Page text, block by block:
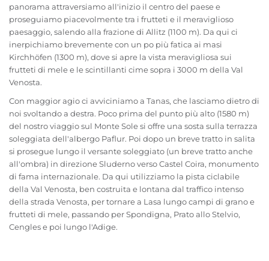
panorama attraversiamo all'inizio il centro del paese e
proseguiamo piacevolmente tra i frutteti e il meraviglioso
paesaggio, salendo alla frazione di Allitz (1100 m). Da qui ci
inerpichiamo brevemente con un po più fatica ai masi
Kirchhöfen (1300 m), dove si apre la vista meravigliosa sui
frutteti di mele e le scintillanti cime sopra i 3000 m della Val
Venosta.
Con maggior agio ci avviciniamo a Tanas, che lasciamo dietro di
noi svoltando a destra. Poco prima del punto più alto (1580 m)
del nostro viaggio sul Monte Sole si offre una sosta sulla terrazza
soleggiata dell'albergo Paflur. Poi dopo un breve tratto in salita
si prosegue lungo il versante soleggiato (un breve tratto anche
all'ombra) in direzione Sluderno verso Castel Coira, monumento
di fama internazionale. Da qui utilizziamo la pista ciclabile
della Val Venosta, ben costruita e lontana dal traffico intenso
della strada Venosta, per tornare a Lasa lungo campi di grano e
frutteti di mele, passando per Spondigna, Prato allo Stelvio,
Cengles e poi lungo l'Adige.